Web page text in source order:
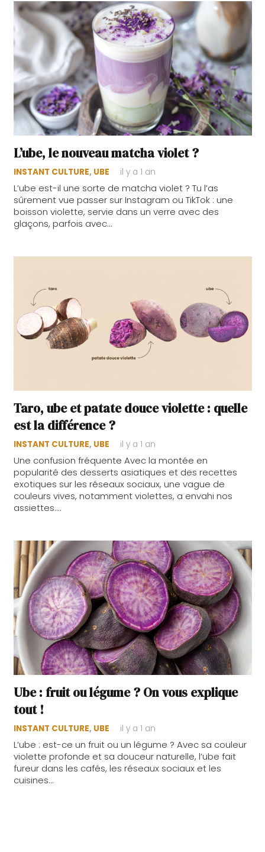
L’ube, le nouveau matcha violet ?
INSTANT CULTURE, UBE il y a 1 an
L’ube est-il une sorte de matcha violet ? Tu l’as
sûrement vue passer sur Instagram ou TikTok : une
boisson violette, servie dans un verre avec des
glaçons, parfois avec…
Taro, ube et patate douce violette : quelle
est la différence ?
INSTANT CULTURE, UBE il y a 1 an
Une confusion fréquente Avec la montée en
popularité des desserts asiatiques et des recettes
exotiques sur les réseaux sociaux, une vague de
couleurs vives, notamment violettes, a envahi nos
assiettes.…
Ube : fruit ou légume ? On vous explique
tout !
INSTANT CULTURE, UBE il y a 1 an
L’ube : est-ce un fruit ou un légume ? Avec sa couleur
violette profonde et sa douceur naturelle, l’ube fait
fureur dans les cafés, les réseaux sociaux et les
cuisines…